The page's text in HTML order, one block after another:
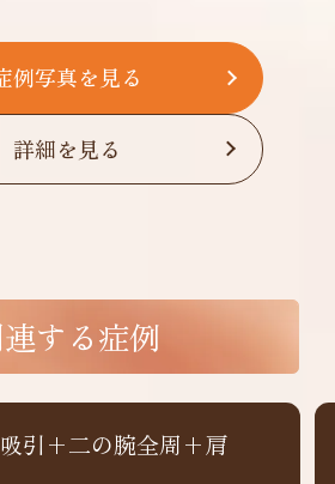
例写真を見る
詳細を見る
する症例
引+二の腕全周+肩